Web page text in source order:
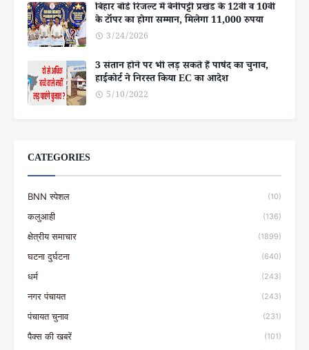
बिहार बोर्ड रिजल्ट में बेनीपट्टी प्रखंड के 12वीं व 10वीं
के टॉपर का होगा सम्मान, मिलेगा 11,000 रुपया
3/24/2026
3 संतान होने पर भी लड़ सकते हैं पार्षद का चुनाव,
हाईकोर्ट ने निरस्त किया EC का आदेश
5/10/2022
CATEGORIES
BNN स्पेशल (10)
कलुआही (136)
क्षेत्रीय समाचार (1899)
घटना दुर्घटना (640)
धर्म (243)
नगर पंचायत (243)
पंचायत चुनाव (231)
पैक्स की खबरें (101)